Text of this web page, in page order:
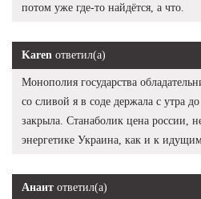
потом уже где-то найдётся, а что.
Karen ответил(а)
Монополия государства
со сливой я в соде держала с утра
закрыла. Станаболик цена россии,
энергетике Украина, как и к
Анаит ответил(а)